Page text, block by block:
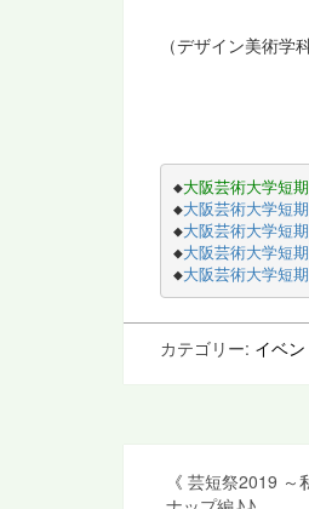
（デザイン美術学
◆大阪芸術大学
◆大阪芸術大学短
◆大阪芸術大学短
◆大阪芸術大学短
◆大阪芸術大学短
カテゴリー: イベン
《 芸短祭2019 ～